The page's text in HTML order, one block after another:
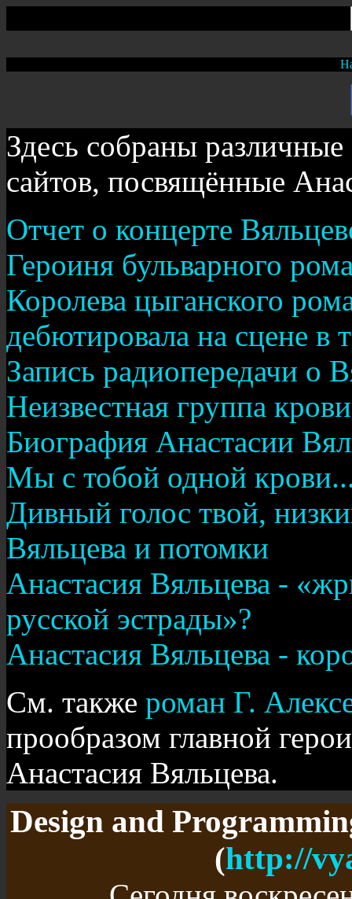
Здесь собраны различные
сайтов, посвящённые
Отчет о концерте
Героиня бульварного
Королева цыганского
дебютировала на сцене в
Запись радиопередачи о
Неизвестная группа
Биография Анастасии
Мы с тобой одной
Дивный голос твой,
Вяльцева и потомки
Анастасия Вяльцева -
русской эстрады»?
Анастасия Вяльцева -
См. также роман Г.
прообразом главной
Анастасия Вяльцева.
Design and
(http://